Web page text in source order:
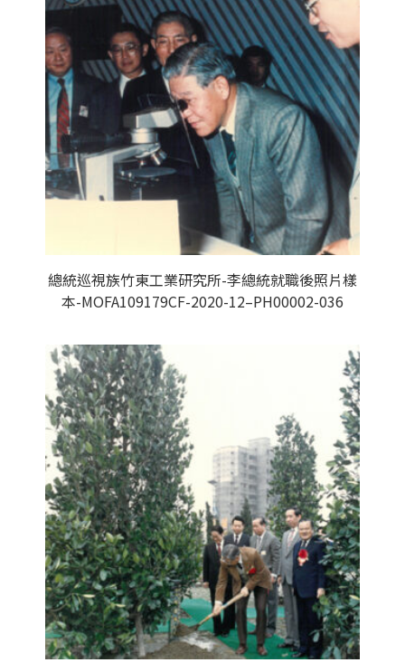
總統巡視族竹東工業研究所-李總統就職後照片樣
本-MOFA109179CF-2020-12–PH00002-036